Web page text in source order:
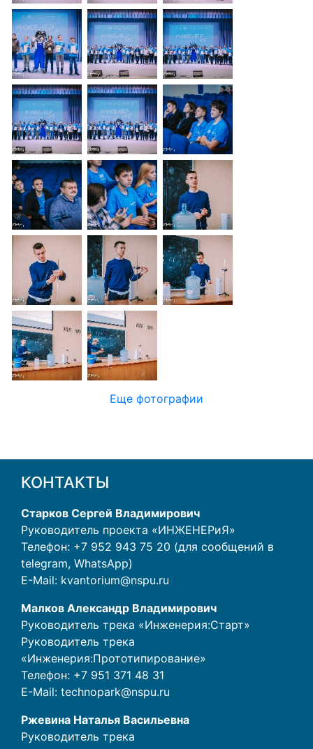
Еще фотографии
КОНТАКТЫ
Старков Сергей Владимирович
Руководитель проекта «ИНЖЕНЕРиЯ»
Телефон: +7 952 943 75 20 (для сообщений в
telegram, WhatsApp)
E-Mail: kvantorium@nspu.ru
Малков Александр Владимирович
Руководитель трека «Инженерия:Старт»
Руководитель трека
«Инженерия:Прототипирование»
Телефон: +7 951 371 48 31
E-Mail: technopark@nspu.ru
Ржевина Наталья Васильевна
Руководитель трека